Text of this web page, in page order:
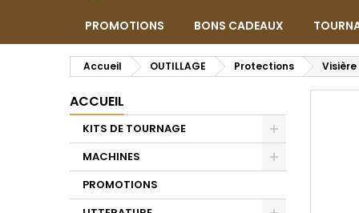
PROMOTIONS BONS CADEAUX
Accueil OUTILLAGE Protections
ACCUEIL
KITS DE TOURNAGE
MACHINES
PROMOTIONS